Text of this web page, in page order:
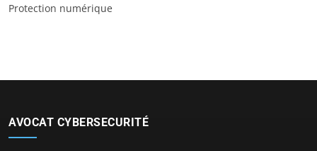
Protection numérique
AVOCAT CYBERSECURITÉ